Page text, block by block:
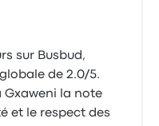
sur Busbud,
de 2.0/5.
Gxaweni la note
et le respect des